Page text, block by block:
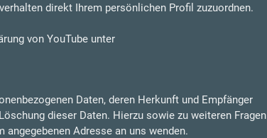
direkt Ihrem persönlichen Profil zuzuordnen.
von YouTube unter
Daten, deren Herkunft und Empfänger
dieser Daten. Hierzu sowie zu weiteren Fragen
Adresse an uns wenden.